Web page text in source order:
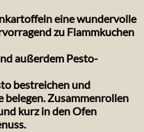
eine wundervolle
zu Flammkuchen
außerdem Pesto-
bestreichen und
belegen. Zusammenrollen
kurz in den Ofen